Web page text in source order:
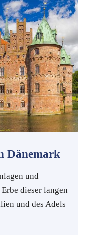
Dänemark
und
dieser langen
und des Adels